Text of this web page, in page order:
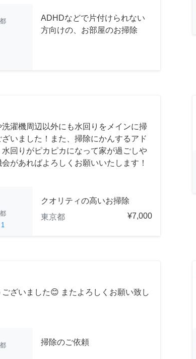
ADHDなどで片付けられない
方向けの、お部屋のお掃除
濯機周辺以外にも水回りをメインに掃
いました！また、掃除にかんするアド
回りがピカピカになって家が過ごしや
があればよろしくお願いいたします！
1
クオリティの高いお掃除
東京都
¥7,000
ざいました😊 またよろしくお願い致し
掃除のご依頼